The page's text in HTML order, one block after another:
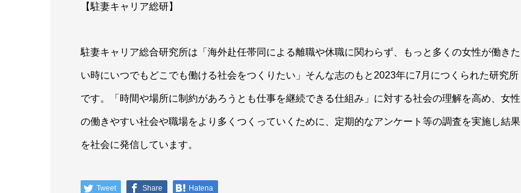
【駐妻キャリア総研】
駐妻キャリア総合研究所は「海外赴任帯同による離職や休職に関わらず、もっと多くの女性が働きた
い時にいつでもどこでも働ける社会をつくりたい」そんな志のもと2023年に7月につくられた研究所
です。「時間や場所に制約があろうとも仕事を継続できる仕組み」に対する社会の理解を高め、女性
の働きやすい社会や職場をより多くつくっていくために、定期的なアンケート等の調査を実施し結果
を社会に発信しています。
Tweet Share Hatena